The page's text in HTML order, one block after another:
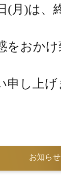
(月)は、
をおかけ
し上げ
お知ら